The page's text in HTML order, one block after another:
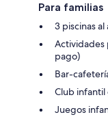
Para familias
3 piscinas
Actividades
pago)
Bar-
Club infantil
Juegos